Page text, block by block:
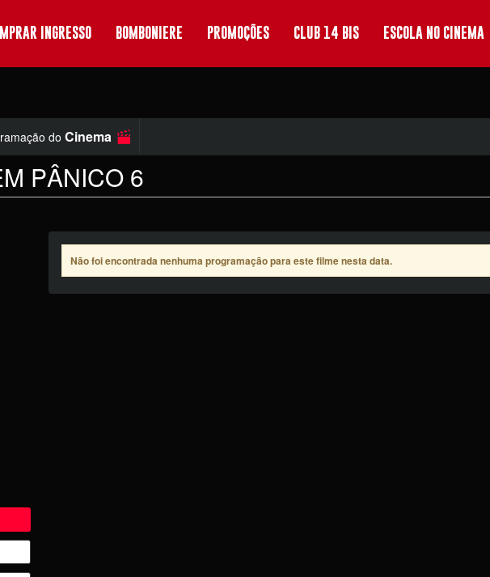
INGRESSO BOMBONIERE PROMOÇÕES CLUB 14 BIS ESCOLA NO CINEMA